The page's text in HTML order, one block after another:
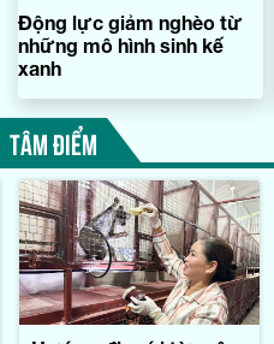
Động lực giảm nghèo từ
những mô hình sinh kế
xanh
TÂM ĐIỂM